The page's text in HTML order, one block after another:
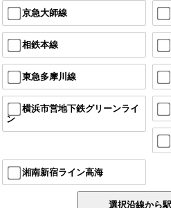
京急大師線
相鉄本線
東急多摩川線
横浜市営地下鉄グリーンライ
ン
湘南新宿ライン高海